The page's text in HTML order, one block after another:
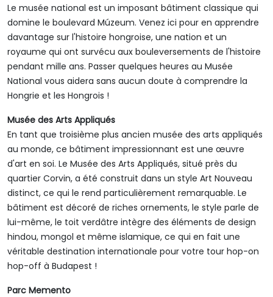
Le musée national est un imposant bâtiment classique qui
domine le boulevard Múzeum. Venez ici pour en apprendre
davantage sur l'histoire hongroise, une nation et un
royaume qui ont survécu aux bouleversements de l'histoire
pendant mille ans. Passer quelques heures au Musée
National vous aidera sans aucun doute à comprendre la
Hongrie et les Hongrois !
Musée des Arts Appliqués
En tant que troisième plus ancien musée des arts appliqués
au monde, ce bâtiment impressionnant est une œuvre
d'art en soi. Le Musée des Arts Appliqués, situé près du
quartier Corvin, a été construit dans un style Art Nouveau
distinct, ce qui le rend particulièrement remarquable. Le
bâtiment est décoré de riches ornements, le style parle de
lui-même, le toit verdâtre intègre des éléments de design
hindou, mongol et même islamique, ce qui en fait une
véritable destination internationale pour votre tour hop-on
hop-off à Budapest !
Parc Memento